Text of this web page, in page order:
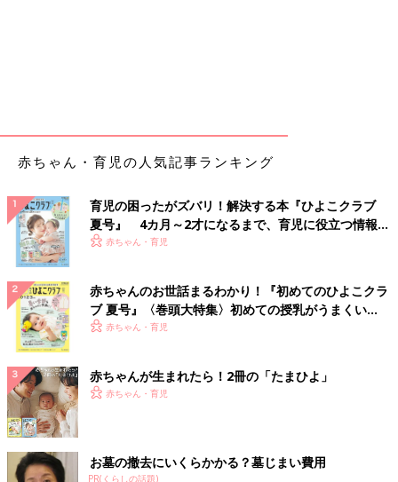
赤ちゃん・育児の人気記事ランキング
育児の困ったがズバリ！解決する本『ひよこクラブ
夏号』 4カ月～2才になるまで、育児に役立つ情報が
いっぱい！
赤ちゃん・育児
赤ちゃんのお世話まるわかり！『初めてのひよこクラ
ブ 夏号』〈巻頭大特集〉初めての授乳がうまくい
く！ おっぱい・ミルクの基本と夏のトラブル 解決テ
赤ちゃん・育児
赤ちゃんが生まれたら！2冊の「たまひよ」
赤ちゃん・育児
お墓の撤去にいくらかかる？墓じまい費用
PR(くらしの話題)